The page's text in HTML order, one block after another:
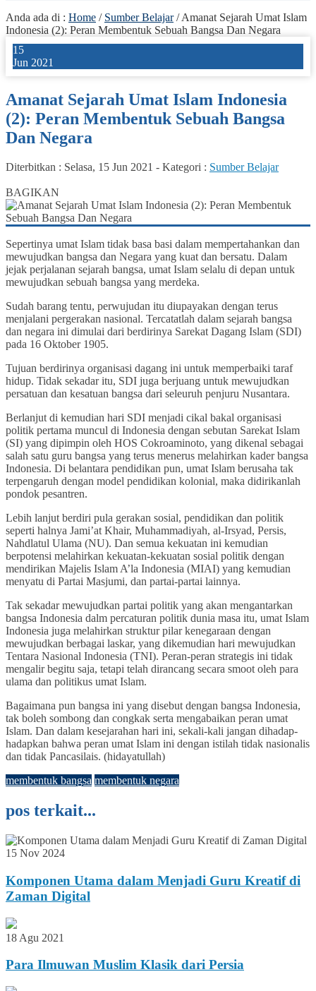
Anda ada di : Home / Sumber Belajar/Amanat Sejarah Umat Islam
Indonesia (2): Peran Membentuk Sebuah Bangsa Dan Negara
15
Jun 2021
Amanat Sejarah Umat Islam Indonesia
(2): Peran Membentuk Sebuah Bangsa
Dan Negara
Diterbitkan : Selasa, 15 Jun 2021 - Kategori : Sumber Belajar
BAGIKAN
Sepertinya umat Islam tidak basa basi dalam mempertahankan dan
mewujudkan bangsa dan Negara yang kuat dan bersatu. Dalam
jejak perjalanan sejarah bangsa, umat Islam selalu di depan untuk
mewujudkan sebuah bangsa yang merdeka.
Sudah barang tentu, perwujudan itu diupayakan dengan terus
menjalani pergerakan nasional. Tercatatlah dalam sejarah bangsa
dan negara ini dimulai dari berdirinya Sarekat Dagang Islam (SDI)
pada 16 Oktober 1905.
Tujuan berdirinya organisasi dagang ini untuk memperbaiki taraf
hidup. Tidak sekadar itu, SDI juga berjuang untuk mewujudkan
persatuan dan kesatuan bangsa dari seleuruh penjuru Nusantara.
Berlanjut di kemudian hari SDI menjadi cikal bakal organisasi
politik pertama muncul di Indonesia dengan sebutan Sarekat Islam
(SI) yang dipimpin oleh HOS Cokroaminoto, yang dikenal sebagai
salah satu guru bangsa yang terus menerus melahirkan kader bangsa
Indonesia. Di belantara pendidikan pun, umat Islam berusaha tak
terpengaruh dengan model pendidikan kolonial, maka didirikanlah
pondok pesantren.
Lebih lanjut berdiri pula gerakan sosial, pendidikan dan politik
seperti halnya Jami’at Khair, Muhammadiyah, al-Irsyad, Persis,
Nahdlatul Ulama (NU). Dan semua kekuatan ini kemudian
berpotensi melahirkan kekuatan-kekuatan sosial politik dengan
mendirikan Majelis Islam A’la Indonesia (MIAI) yang kemudian
menyatu di Partai Masjumi, dan partai-partai lainnya.
Tak sekadar mewujudkan partai politik yang akan mengantarkan
bangsa Indonesia dalm percaturan politik dunia masa itu, umat Islam
Indonesia juga melahirkan struktur pilar kenegaraan dengan
mewujudkan berbagai laskar, yang dikemudian hari mewujudkan
Tentara Nasional Indonesia (TNI). Peran-peran strategis ini tidak
mengalir begitu saja, tetapi telah dirancang secara smoot oleh para
ulama dan politikus umat Islam.
Bagaimana pun bangsa ini yang disebut dengan bangsa Indonesia,
tak boleh sombong dan congkak serta mengabaikan peran umat
Islam. Dan dalam kesejarahan hari ini, sekali-kali jangan dihadap-
hadapkan bahwa peran umat Islam ini dengan istilah tidak nasionalis
dan tidak Pancasilais. (hidayatullah)
membentuk bangsa membentuk negara
pos terkait...
15 Nov 2024
Komponen Utama dalam Menjadi Guru Kreatif di
Zaman Digital
18 Agu 2021
Para Ilmuwan Muslim Klasik dari Persia